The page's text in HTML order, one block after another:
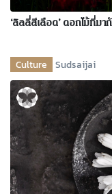
‘ลิลลี่สีเลือด’ ดอกไม้ที่ม
Culture Sudsaijai